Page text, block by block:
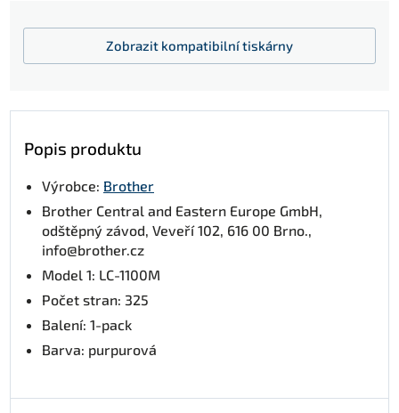
Zobrazit kompatibilní tiskárny
Popis produktu
Výrobce: Brother
Brother Central and Eastern Europe GmbH,
odštěpný závod, Veveří 102, 616 00 Brno.,
info@brother.cz
Model 1: LC-1100M
Počet stran: 325
Balení: 1-pack
Barva: purpurová